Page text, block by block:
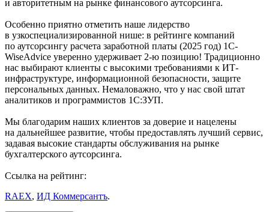
и авторитетным на рынке финансового аутсорсинга.
Особенно приятно отметить наше лидерство
в узкоспециализированной нише: в рейтинге компаний
по аутсорсингу расчета заработной платы (2025 год) 1C-
WiseAdvice уверенно удерживает 2-ю позицию! Традиционно
нас выбирают клиенты с высокими требованиями к ИТ-
инфраструктуре, информационной безопасности, защите
персональных данных. Немаловажно, что у нас свой штат
аналитиков и программистов 1С:ЗУП.
Мы благодарим наших клиентов за доверие и нацелены
на дальнейшее развитие, чтобы предоставлять лучший сервис,
задавая высокие стандарты обслуживания на рынке
бухгалтерского аутсорсинга.
Ссылка на рейтинг:
RAEX, ИД Коммерсантъ.